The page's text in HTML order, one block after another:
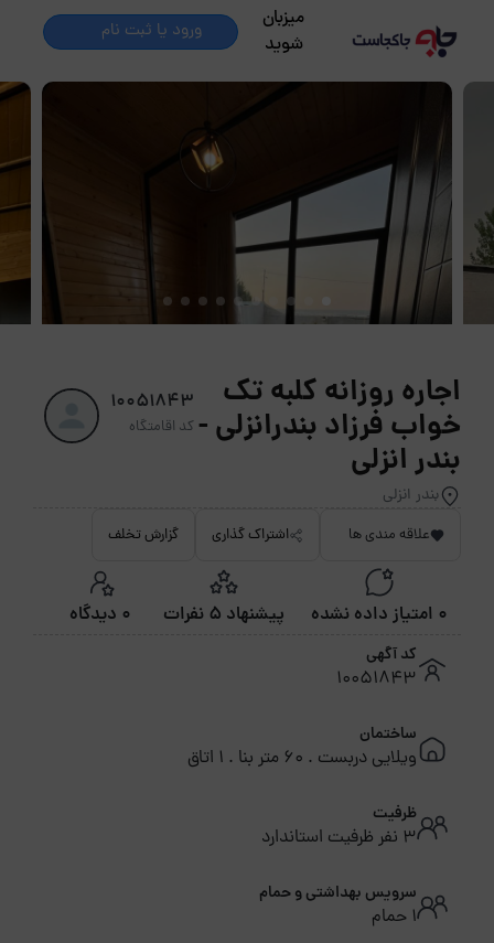
میزبان
شوید
ورود یا ثبت نام
اجاره روزانه کلبه تک
خواب فرزاد بندرانزلی -
بندر انزلی
بندر انزلی
10051843
کد اقامتگاه
علاقه مندی ها اشتراک گذاری گزارش تخلف
0 امتیاز داده نشده پیشنهاد 5 نفرات 0 دیدگاه
کد آگهی
10051843
ساختمان
ویلایی دربست . 60 متر بنا . 1 اتاق
ظرفیت
3 نفر ظرفیت استاندارد
سرویس بهداشتی و حمام
1 حمام